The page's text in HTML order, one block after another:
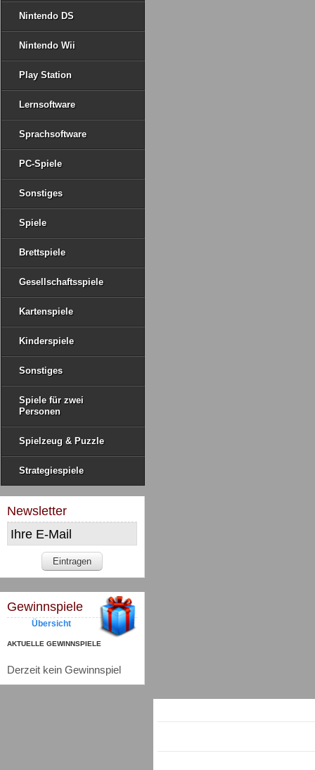
Nintendo DS
Nintendo Wii
Play Station
Lernsoftware
Sprachsoftware
PC-Spiele
Sonstiges
Spiele
Brettspiele
Gesellschaftsspiele
Kartenspiele
Kinderspiele
Sonstiges
Spiele für zwei
Personen
Spielzeug & Puzzle
Strategiespiele
Newsletter
Gewinnspiele
Übersicht
AKTUELLE GEWINNSPIELE
Derzeit kein Gewinnspiel